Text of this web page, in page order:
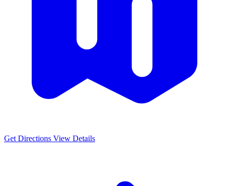
Get Directions View Details